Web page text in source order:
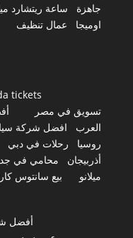
جاهزة
ساعة ريتشارد
اوميجا
عمال تنظيف
tickets
تسويق في مصر
العرب
افضل شركة
روسيا
رحلات في دبي
أذربيجان
محامي في
ميلانو
بيع سانتوس
أفضل